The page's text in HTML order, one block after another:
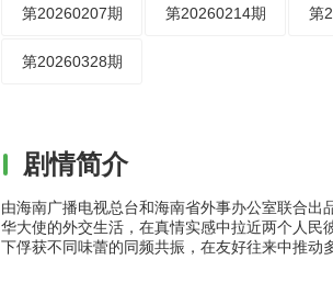
第20260207期 第20260214期 第
第20260328期
剧情简介
由海南广播电视总台和海南省外事办公室联合
华大使的外交生活，在真情实感中拉近两个人
下俘获不同味蕾的同频共振，在友好往来中推动